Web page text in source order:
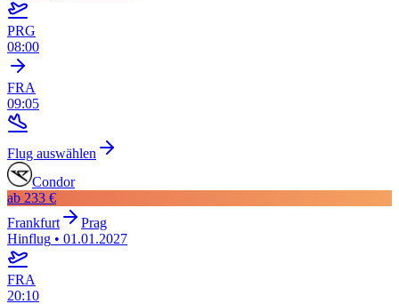
PRG
08:00
FRA
09:05
Flug auswählen
Condor
ab 233 €
Frankfurt
Prag
Hinflug • 01.01.2027
FRA
20:10